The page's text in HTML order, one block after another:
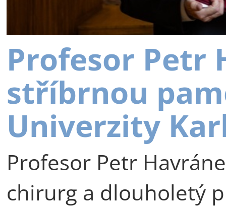
Profesor Petr
stříbrnou
Univerzity
Profesor Petr
chirurg a dlouholetý